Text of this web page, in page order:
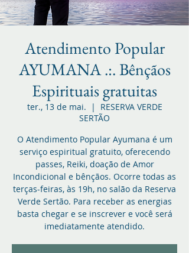
Atendimento Popular
AYUMANA .:. Bênçãos
Espirituais gratuitas
ter., 13 de mai.
  |
RESERVA VERDE
SERTÃO
O Atendimento Popular Ayumana é um
serviço espiritual gratuito, oferecendo
passes, Reiki, doação de Amor
Incondicional e bênçãos. Ocorre todas as
terças-feiras, às 19h, no salão da Reserva
Verde Sertão. Para receber as energias
basta chegar e se inscrever e você será
imediatamente atendido.